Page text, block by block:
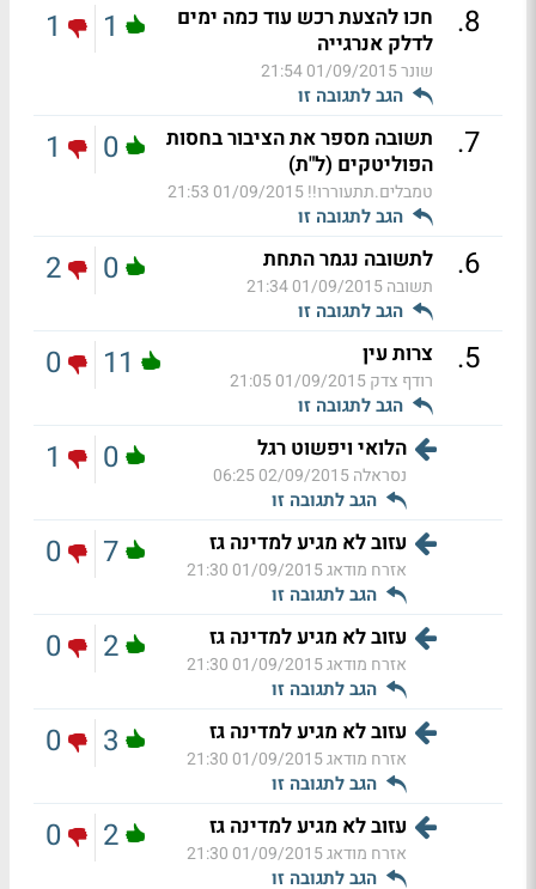
8
.
חכו להצעת רכש עוד כמה ימים
לדלק אנרגייה
שונר01/09/2015 21:54
הגב לתגובה זו
1
1
7
.
תשובה מספר את הציבור בחסות
הפוליטקים (ל"ת)
טמבלים.תתעוררו!!01/09/2015 21:53
הגב לתגובה זו
0
1
6
. לתשובה נגמר התחת
תשובה01/09/2015 21:34
הגב לתגובה זו
0
2
5
. צרות עין
רודף צדק01/09/2015 21:05
הגב לתגובה זו
11
0
הלואי ויפשוט רגל
נסראלה02/09/2015 06:25
הגב לתגובה זו
0
1
עזוב לא מגיע למדינה גז
אזרח מודאג01/09/2015 21:30
הגב לתגובה זו
7
0
עזוב לא מגיע למדינה גז
אזרח מודאג01/09/2015 21:30
הגב לתגובה זו
2
0
עזוב לא מגיע למדינה גז
אזרח מודאג01/09/2015 21:30
הגב לתגובה זו
3
0
עזוב לא מגיע למדינה גז
אזרח מודאג01/09/2015 21:30
הגב לתגובה זו
2
0